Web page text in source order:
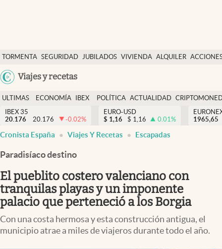
TORMENTA SEGURIDAD JUBILADOS VIVIENDA ALQUILER
USA
Viajes y recetas
Economía y finanzas
Política
Actualidad
Criptomonedas
España
ULTIMAS
NOTICIAS
ECONOMÍA
FINANZAS
IBEX
EURO
POLÍTICA ACTUALIDAD
IBEX 35
20.176
20.176 -0.02%
EURO-USD
$ 1,16 $ 1,16 0.01%
1965,65
Cronista España Viajes Y Recetas Escapadas
Paradisíaco destino
El pueblito costero valenciano con
tranquilas playas y un imponente
palacio que perteneció a los Borgia
Con una costa hermosa y esta construcción antigua, el
municipio atrae a miles de viajeros durante todo el año.